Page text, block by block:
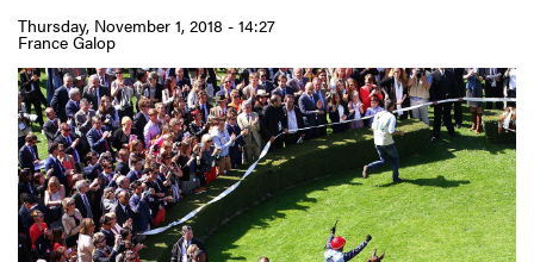
Thursday, November 1, 2018 - 14:27
France Galop